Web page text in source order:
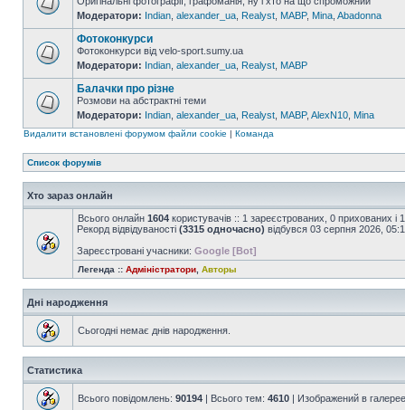
Модератори: Indian alexander_ua Realyst MABP, Mina Abadonna
Фотоконкурси
Фотоконкурси від velo-sport.sumy.ua
Модератори: Indian alexander_ua Realyst MABP
Балачки про різне
Розмови на абстрактні теми
Модератори: Indian alexander_ua Realyst MABP, AlexN10 Mina
Видалити встановлені форумом файли cookie | Команда
Список форумів
Хто зараз онлайн
Всього онлайн 1604 користувачів :: 1 зареєстрованих, 0 прихованих і
Рекорд відвідуваності (3315 одночасно) відбувся 03 серпня 2026,
Зареєстровані учасники: Google [Bot]
Легенда :: Адміністратори Авторы
Дні народження
Сьогодні немає днів народження.
Статистика
Всього повідомлень: 90194 | Всього тем: 4610 | Изображений в